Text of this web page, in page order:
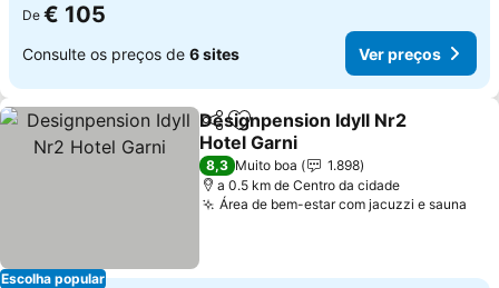
De € 105
Consulte os preços de 6 sites Ver preços
Escolha popular
PartilharAdicionar aos favoritos
Designpension Idyll Nr2
Hotel Garni
8,3 Muito boa
1.898
a 0.5 km de Centro da cidade
Área de bem-estar com jacuzzi e sauna